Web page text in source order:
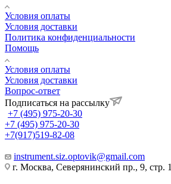
Условия оплаты
Условия доставки
Политика конфиденциальности
Помощь
Условия оплаты
Условия доставки
Вопрос-ответ
Подписаться на рассылку
+7 (495) 975-20-30
+7 (495) 975-20-30
+7(917)519-82-08
instrument.siz.optovik@gmail.com
г. Москва, Северянинский пр., 9, стр. 1